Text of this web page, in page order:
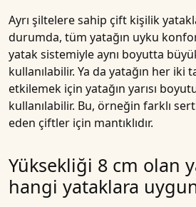
Ayrı şiltelere sahip çift kişilik
durumda, tüm yatağın uyku
yatak sistemiyle aynı boyutta
kullanılabilir. Ya da yatağın her iki
etkilemek için yatağın yarısı
kullanılabilir. Bu, örneğin farklı
eden çiftler için mantıklıdır.
Yüksekliği 8 cm olan
hangi yataklara